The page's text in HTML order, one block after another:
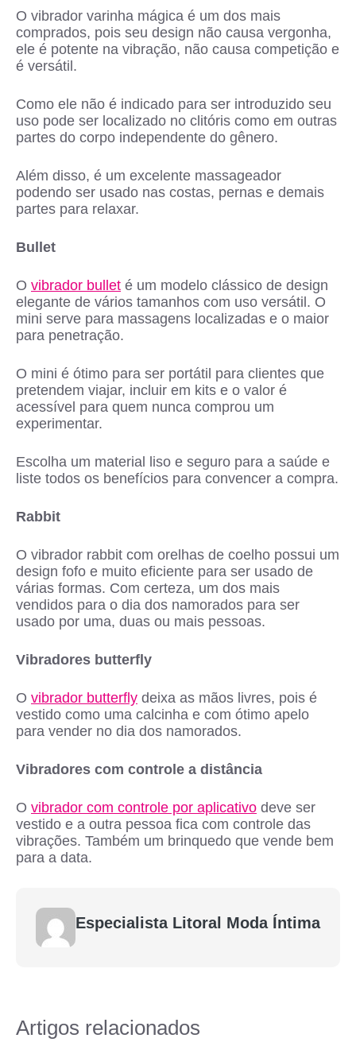
O vibrador varinha mágica é um dos mais
comprados, pois seu design não causa vergonha,
ele é potente na vibração, não causa competição e
é versátil.
Como ele não é indicado para ser introduzido seu
uso pode ser localizado no clitóris como em outras
partes do corpo independente do gênero.
Além disso, é um excelente massageador
podendo ser usado nas costas, pernas e demais
partes para relaxar.
Bullet
O vibrador bullet é um modelo clássico de design
elegante de vários tamanhos com uso versátil. O
mini serve para massagens localizadas e o maior
para penetração.
O mini é ótimo para ser portátil para clientes que
pretendem viajar, incluir em kits e o valor é
acessível para quem nunca comprou um
experimentar.
Escolha um material liso e seguro para a saúde e
liste todos os benefícios para convencer a compra.
Rabbit
O vibrador rabbit com orelhas de coelho possui um
design fofo e muito eficiente para ser usado de
várias formas. Com certeza, um dos mais
vendidos para o dia dos namorados para ser
usado por uma, duas ou mais pessoas.
Vibradores butterfly
O vibrador butterfly deixa as mãos livres, pois é
vestido como uma calcinha e com ótimo apelo
para vender no dia dos namorados.
Vibradores com controle a distância
O vibrador com controle por aplicativo deve ser
vestido e a outra pessoa fica com controle das
vibrações. Também um brinquedo que vende bem
para a data.
Especialista Litoral Moda Íntima
Artigos relacionados